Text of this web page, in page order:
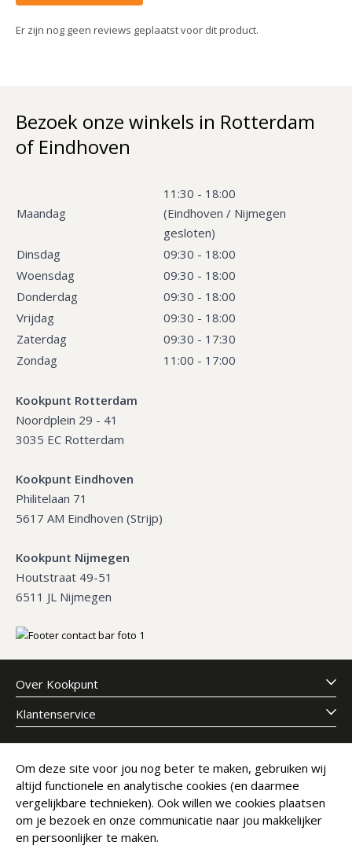
Er zijn nog geen reviews geplaatst voor dit product.
Bezoek onze winkels in Rotterdam
of Eindhoven
Maandag
11:30 - 18:00
(Eindhoven / Nijmegen
gesloten)
Dinsdag
09:30 - 18:00
Woensdag
09:30 - 18:00
Donderdag
09:30 - 18:00
Vrijdag
09:30 - 18:00
Zaterdag
09:30 - 17:30
Zondag
11:00 - 17:00
Kookpunt Rotterdam
Noordplein 29 - 41
3035 EC Rotterdam
Kookpunt Eindhoven
Philitelaan 71
5617 AM Eindhoven (Strijp)
Kookpunt Nijmegen
Houtstraat 49-51
6511 JL Nijmegen
Over Kookpunt
Klantenservice
Meld je aan voor onze nieuwsbrief
E-mailadres
Abonneer
Om deze site voor jou nog beter te maken, gebruiken wij
altijd functionele en analytische cookies (en daarmee
vergelijkbare technieken). Ook willen we cookies plaatsen
om je bezoek en onze communicatie naar jou makkelijker
en persoonlijker te maken.